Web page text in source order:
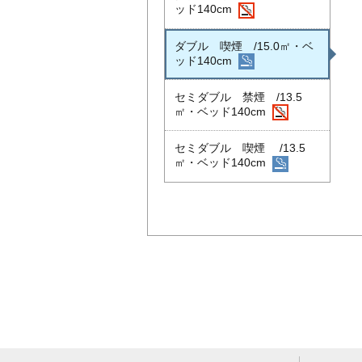
ッド140cm
ダブル 喫煙 /15.0㎡・ベ
ッド140cm
セミダブル 禁煙 /13.5
㎡・ベッド140cm
セミダブル 喫煙 /13.5
㎡・ベッド140cm